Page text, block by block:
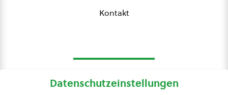
Kontakt
Datenschutzeinstellungen